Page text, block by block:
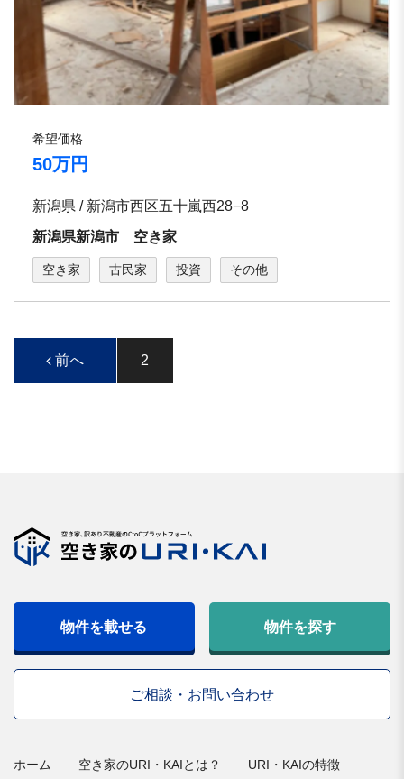
希望価格
50万円
新潟県 / 新潟市西区五十嵐西28−8
新潟県新潟市 空き家
空き家 古民家 投資 その他
前へ 2
物件を載せる 物件を探す
ご相談・お問い合わせ
ホーム 空き家のURI・KAIとは？ URI・KAIの特徴